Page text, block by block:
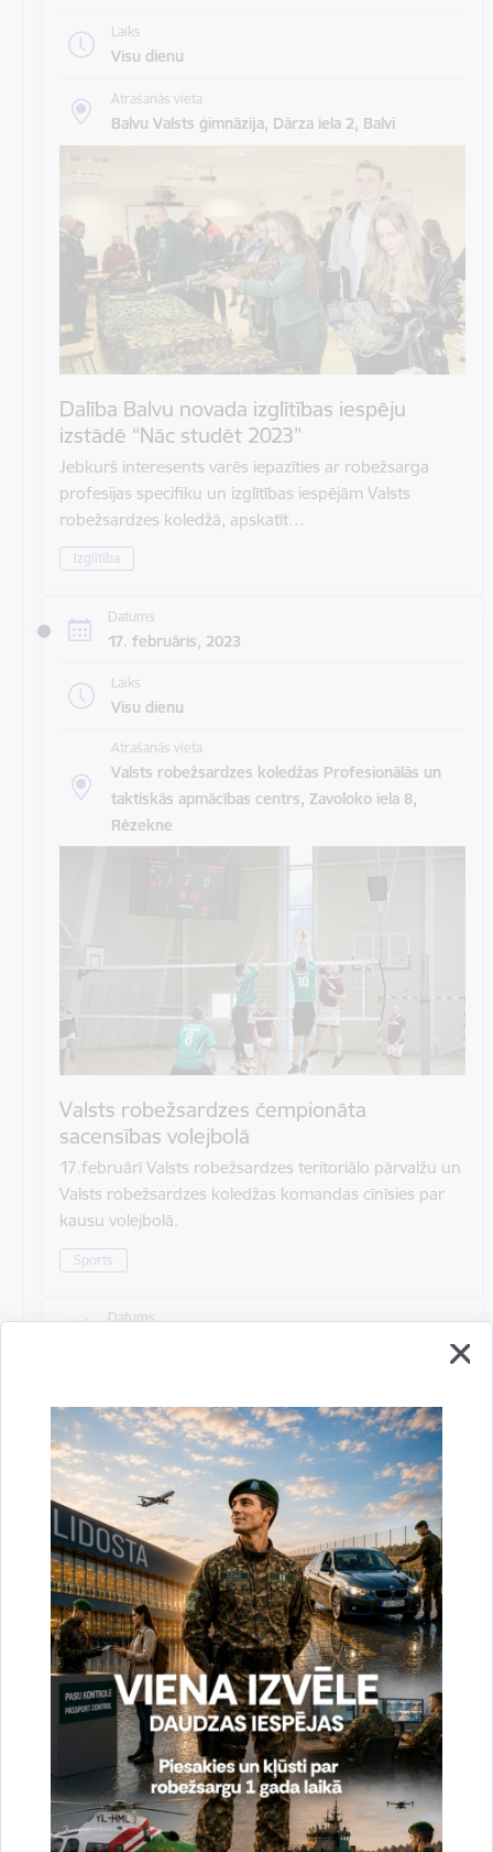
Laiks
Visu dienu
Atrašanās vieta
Balvu Valsts ģimnāzija, Dārza iela 2, Balvi
Dalība Balvu novada izglītības iespēju
izstādē “Nāc studēt 2023”
Jebkurš interesents varēs iepazīties ar robežsarga
profesijas specifiku un izglītības iespējām Valsts
robežsardzes koledžā, apskatīt…
Izglītība
Datums
17. februāris, 2023
Laiks
Visu dienu
Atrašanās vieta
Valsts robežsardzes koledžas Profesionālās un
taktiskās apmācības centrs, Zavoloko iela 8,
Rēzekne
Valsts robežsardzes čempionāta
sacensības volejbolā
17.februārī Valsts robežsardzes teritoriālo pārvalžu un
Valsts robežsardzes koledžas komandas cīnīsies par
kausu volejbolā.
Sports
Datums
10.00–15.00
Atrašanās vieta
Rēzeknes novada pašvaldība, Atbrīvošanas aleja
95a, Rēzekne
Dalība Austrumlatgales reģionālajā
profesionālās un augstākās izglītības
iestāžu izstādē “Izglītība un Karjera 2023”